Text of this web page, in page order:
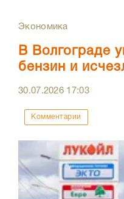
Экономика
В Волгограде
бензин и
30.07.2026 17:03
Комментарии